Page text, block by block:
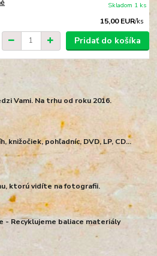
15,00 EUR/ks
Skladom 1 ks
Pridať do košíka
Vami. Na trhu od roku 2016.
knižočiek, pohľadníc, DVD, LP, CD...
ktorú vidíte na fotografii.
- Recyklujeme baliace materiály